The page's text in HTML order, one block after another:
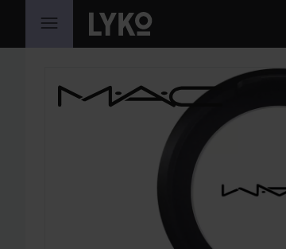
HOPPA TILL INNEHÅLLET
HOPPA ÖVER SEKTIONEN